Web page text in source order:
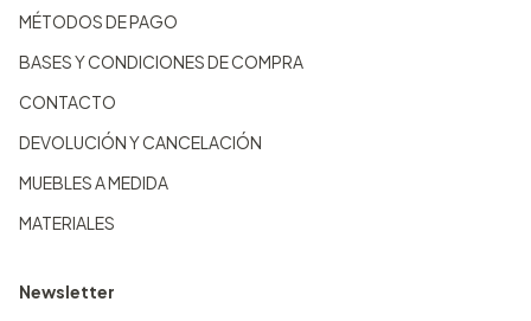
MÉTODOS DE PAGO
BASES Y CONDICIONES DE COMPRA
CONTACTO
DEVOLUCIÓN Y CANCELACIÓN
MUEBLES A MEDIDA
MATERIALES
Newsletter